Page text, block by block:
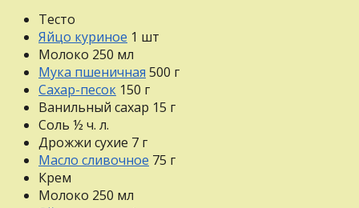
Тесто
Яйцо куриное 1 шт
Молоко 250 мл
Мука пшеничная 500 г
Сахар-песок 150 г
Ванильный сахар 15 г
Соль ½ ч. л.
Дрожжи сухие 7 г
Масло сливочное 75 г
Крем
Молоко 250 мл